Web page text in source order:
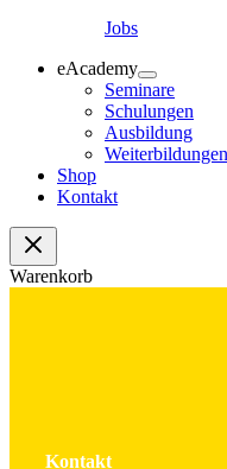
Jobs
eAcademy
Seminare
Schulungen
Ausbildung
Weiterbildungen
Shop
Kontakt
Warenkorb
Kontakt